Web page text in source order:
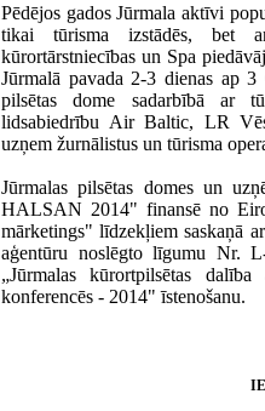
Pēdējos gados Jūrmala aktīvi
tikai tūrisma izstādēs, bet
kūrortārstniecības un Spa
Jūrmalā pavada 2-3 dienas ap
pilsētas dome sadarbībā ar
lidsabiedrību Air Baltic, LR
uzņem žurnālistus un tūrisma
Jūrmalas pilsētas domes un
HALSAN 2014" finansē no
mārketings" līdzekļiem saskaņā
aģentūru noslēgto līgumu Nr.
„Jūrmalas kūrortpilsētas
konferencēs - 2014" īstenošanu.